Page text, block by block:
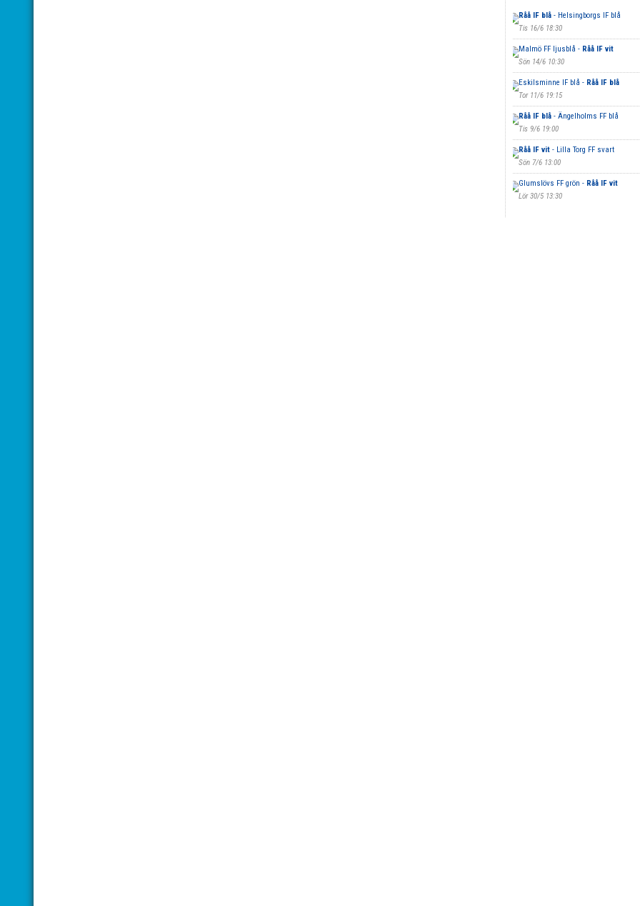
Råå IF blå- Helsingborgs IF blå
Tis 16/6 18:30
Malmö FF ljusblå - Råå IF vit
Sön 14/6 10:30
Eskilsminne IF blå - Råå IF blå
Tor 11/6 19:15
Råå IF blå- Ängelholms FF blå
Tis 9/6 19:00
Råå IF vit- Lilla Torg FF svart
Sön 7/6 13:00
Glumslövs FF grön - Råå IF vit
Lör 30/5 13:30